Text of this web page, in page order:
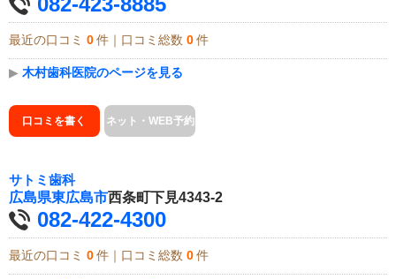
最近の口コミ 0 件｜口コミ総数 0 件
▶ 木村歯科医院のページを見る
口コミを書く ネット・WEB予約
サトミ歯科
広島県東広島市西条町下見4343-2
082-422-4300
最近の口コミ 0 件｜口コミ総数 0 件